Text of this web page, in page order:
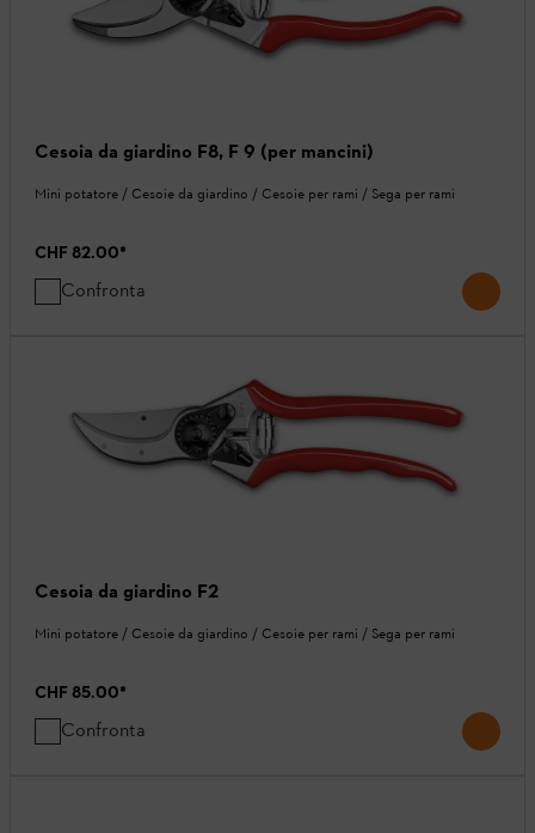
Cesoia da giardino F8, F 9 (per mancini)
Mini potatore / Cesoie da giardino / Cesoie per rami / Sega per rami
CHF 82.00*
Confronta
Cesoia da giardino F2
Mini potatore / Cesoie da giardino / Cesoie per rami / Sega per rami
CHF 85.00*
Confronta